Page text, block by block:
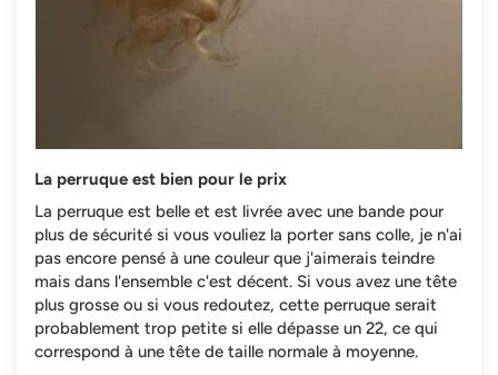
La perruque est bien pour le prix
La perruque est belle et est livrée avec une bande pour
plus de sécurité si vous vouliez la porter sans colle, je n'ai
pas encore pensé à une couleur que j'aimerais teindre
mais dans l'ensemble c'est décent. Si vous avez une tête
plus grosse ou si vous redoutez, cette perruque serait
probablement trop petite si elle dépasse un 22, ce qui
correspond à une tête de taille normale à moyenne.